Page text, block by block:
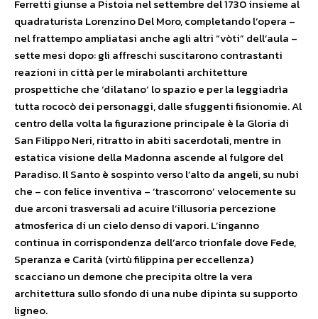
Ferretti giunse a Pistoia nel settembre del 1730 insieme al
quadraturista Lorenzino Del Moro, completando l’opera –
nel frattempo ampliatasi anche agli altri “vòti” dell’aula –
sette mesi dopo: gli affreschi suscitarono contrastanti
reazioni in città per le mirabolanti architetture
prospettiche che ‘dilatano’ lo spazio e per la leggiadrìa
tutta rococò dei personaggi, dalle sfuggenti fisionomie. Al
centro della volta la figurazione principale è la Gloria di
San Filippo Neri, ritratto in abiti sacerdotali, mentre in
estatica visione della Madonna ascende al fulgore del
Paradiso. Il Santo è sospinto verso l’alto da angeli, su nubi
che – con felice inventiva – ‘trascorrono’ velocemente su
due arconi trasversali ad acuire l’illusoria percezione
atmosferica di un cielo denso di vapori. L’inganno
continua in corrispondenza dell’arco trionfale dove Fede,
Speranza e Carità (virtù filippina per eccellenza)
scacciano un demone che precipita oltre la vera
architettura sullo sfondo di una nube dipinta su supporto
ligneo.